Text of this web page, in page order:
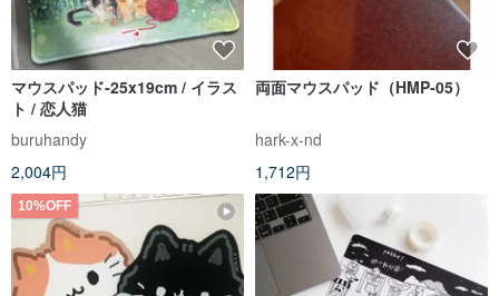
マウスパッド-25x19cm / イラス
ト / 恋人猫
buruhandy
2,004円
両面マウスパッド（HMP-05）
hark-x-nd
1,712円
10%OFF